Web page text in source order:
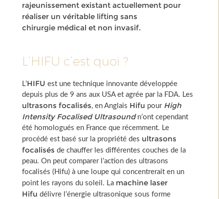
rajeunissement existant actuellement pour
réaliser un véritable lifting sans
chirurgiemédical et non invasif.
L’HIFU c’est quoi ?
L’HIFU est une technique innovante développée
depuis plus de 9 ans aux USA et agrée par la FDA. Les
ultrasons focalisés, en Anglais Hifu pour High
Intensity Focalised Ultrasoundn’ont cependant
été homologués en France que récemment. Le
procédé est basé sur la propriété des ultrasons
focalisés de chauffer les différentes couches de la
peau. On peut comparer l’action des ultrasons
focalisés (Hifu) à une loupe qui concentrerait en un
point les rayons du soleil. La machine laser
Hifu délivre l’énergie ultrasonique sous forme